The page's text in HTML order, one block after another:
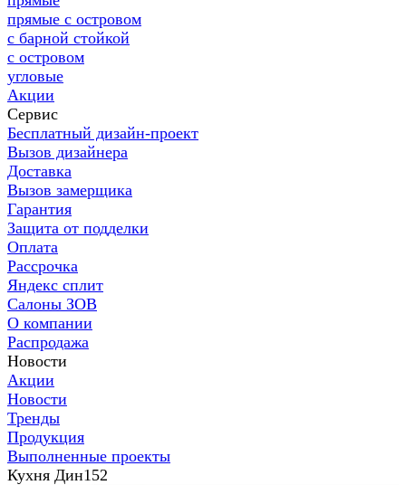
прямые с островом
с барной стойкой
с островом
угловые
Акции
Сервис
Бесплатный дизайн-проект
Вызов дизайнера
Доставка
Вызов замерщика
Гарантия
Защита от подделки
Оплата
Рассрочка
Яндекс сплит
Салоны ЗОВ
О компании
Распродажа
Новости
Акции
Новости
Тренды
Продукция
Выполненные проекты
Кухня Дин152